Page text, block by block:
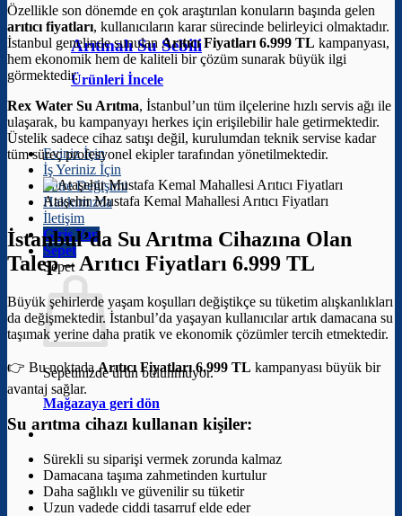
Arıtmalı Su Sebili
Ürünleri İncele
Eviniz İçin
İş Yeriniz İçin
Filtre Değişimi
Hakkımızda
İletişim
Giriş Yap
Sepet
Sepet
Sepetinizde ürün bulunmuyor.
Mağazaya geri dön
Özellikle son dönemde en çok araştırılan konuların başında gelen
arıtıcı fiyatları, kullanıcıların karar sürecinde belirleyici olmaktadır.
İstanbul genelinde sunulan Arıtıcı Fiyatları 6.999 TL kampanyası,
hem ekonomik hem de kaliteli bir çözüm sunarak büyük ilgi
görmektedir.
Rex Water Su Arıtma, İstanbul’un tüm ilçelerine hızlı servis ağı ile
ulaşarak, bu kampanyayı herkes için erişilebilir hale getirmektedir.
Üstelik sadece cihaz satışı değil, kurulumdan teknik servise kadar
tüm süreç profesyonel ekipler tarafından yönetilmektedir.
Ataşehir Mustafa Kemal Mahallesi Arıtıcı Fiyatları
İstanbul’da Su Arıtma Cihazına Olan
Talep –Arıtıcı Fiyatları 6.999 TL
Büyük şehirlerde yaşam koşulları değiştikçe su tüketim alışkanlıkları
da değişmektedir. İstanbul’da yaşayan kullanıcılar artık damacana su
taşımak yerine daha pratik ve ekonomik çözümler tercih etmektedir.
👉 Bu noktadaArıtıcı Fiyatları 6.999 TL kampanyası büyük bir
avantaj sağlar.
Su arıtma cihazı kullanan kişiler:
Sürekli su siparişi vermek zorunda kalmaz
Damacana taşıma zahmetinden kurtulur
Daha sağlıklı ve güvenilir su tüketir
Uzun vadede ciddi tasarruf elde eder